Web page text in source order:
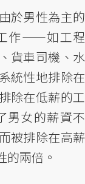
於男性為主的
作——如工程
貨車司機、水
統性地排除在
除在低薪的工
男女的薪資不
被排除在高薪
兩倍。